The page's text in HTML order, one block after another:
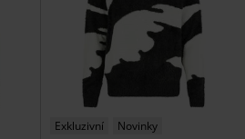
Exkluzivní Novinky